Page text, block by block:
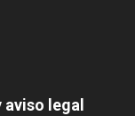
legal